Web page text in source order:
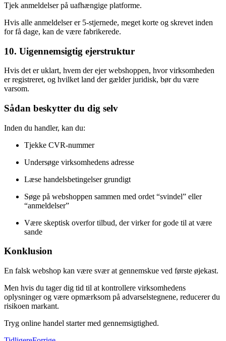
Tjek anmeldelser på uafhængige platforme.
Hvis alle anmeldelser er 5-stjernede, meget korte og skrevet inden
for få dage, kan de være fabrikerede.
10. Uigennemsigtig ejerstruktur
Hvis det er uklart, hvem der ejer webshoppen, hvor virksomheden
er registreret, og hvilket land der gælder juridisk, bør du være
varsom.
Sådan beskytter du dig selv
Inden du handler, kan du:
Tjekke CVR-nummer
Undersøge virksomhedens adresse
Læse handelsbetingelser grundigt
Søge på webshoppen sammen med ordet “svindel” eller
“anmeldelser”
Være skeptisk overfor tilbud, der virker for gode til at være
sande
Konklusion
En falsk webshop kan være svær at gennemskue ved første øjekast.
Men hvis du tager dig tid til at kontrollere virksomhedens
oplysninger og være opmærksom på advarselstegnene, reducerer du
risikoen markant.
Tryg online handel starter med gennemsigtighed.